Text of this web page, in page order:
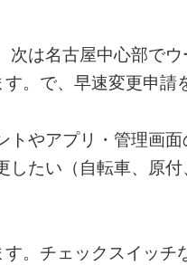
次は名古屋中心部で
。で、早速変更申請
トやアプリ・管理画
したい（自転車、原
。チェックスイッチ